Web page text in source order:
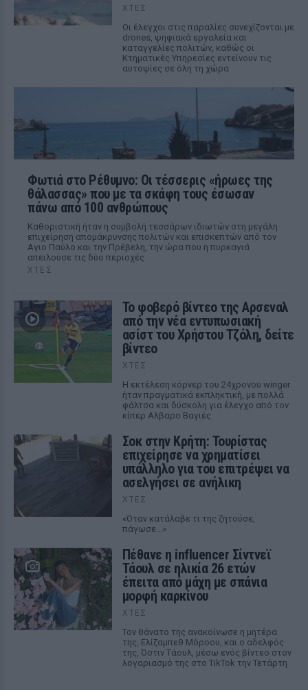
ΧΤΕΣ
Οι έλεγχοι στις παραλίες συνεχίζονται με
drones, ψηφιακά εργαλεία και
καταγγελίες πολιτών, καθώς οι
Κτηματικές Υπηρεσίες εντείνουν τις
αυτοψίες σε όλη τη χώρα
Φωτιά στο Ρέθυμνο: Οι τέσσερις «ήρωες της
θάλασσας» που με τα σκάφη τους έσωσαν
πάνω από 100 ανθρώπους
Καθοριστική ήταν η συμβολή τεσσάρων ιδιωτών στη μεγάλη
επιχείρηση απομάκρυνσης πολιτών και επισκεπτών από τον
Αγιο Παύλο και την Πρέβελη, την ώρα που η πυρκαγιά
απειλούσε τις δύο περιοχές
ΧΤΕΣ
Το φοβερό βίντεο της Αρσεναλ
από την νέα εντυπωσιακή
ασίστ του Χρήστου Τζόλη, δείτε
βίντεο
ΧΤΕΣ
Η εκτέλεση κόρνερ του 24χρονου winger
ήταν πραγματικά εκπληκτική, με πολλά
φάλτσα και δύσκολη για έλεγχο από τον
κίπερ Αλβαρο Βαγιές
Σοκ στην Κρήτη: Τουρίστας
επιχείρησε να χρηματίσει
υπάλληλο για του επιτρέψει να
ασελγήσει σε ανήλικη
ΧΤΕΣ
«Όταν κατάλαβε τι της ζητούσε,
πάγωσε...»
Πέθανε η influencer Σίντνεϊ
Τάουλ σε ηλικία 26 ετών
έπειτα από μάχη με σπάνια
μορφή καρκίνου
ΧΤΕΣ
Τον θάνατο της ανακοίνωσε η μητέρα
της, Ελίζαμπεθ Μόροου, και ο αδελφός
της, Όστιν Τάουλ, μέσω ενός βίντεο στον
λογαριασμό της στο TikTok την Τετάρτη